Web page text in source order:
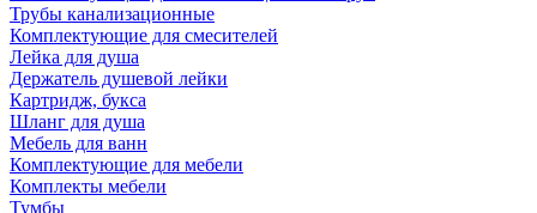
Трубы канализационные
Комплектующие для смесителей
Лейка для душа
Держатель душевой лейки
Картридж, букса
Шланг для душа
Мебель для ванн
Комплектующие для мебели
Комплекты мебели
Тумбы